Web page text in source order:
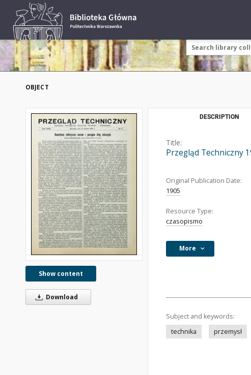
OBJECT
Show content
Download
DESCRIPTION
Title:
Przegląd Techniczny
Original Publication Date:
1905
Resource Type:
czasopismo
More
Subject and keywords:
technika
przemysł